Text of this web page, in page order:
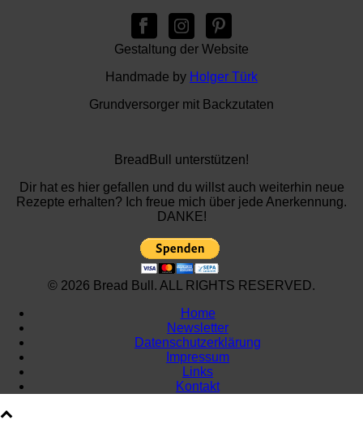
Gestaltung der Website
Handmade by Holger Türk
Grundversorger mit Backzutaten
BreadBull unterstützen!
Dir hat es hier gefallen und du willst auch weiterhin neue
Rezepte erhalten? Ich freue mich über jede Anerkennung.
DANKE!
© 2026 Bread Bull. ALL RIGHTS RESERVED.
Home
Newsletter
Datenschutzerklärung
Impressum
Links
Kontakt